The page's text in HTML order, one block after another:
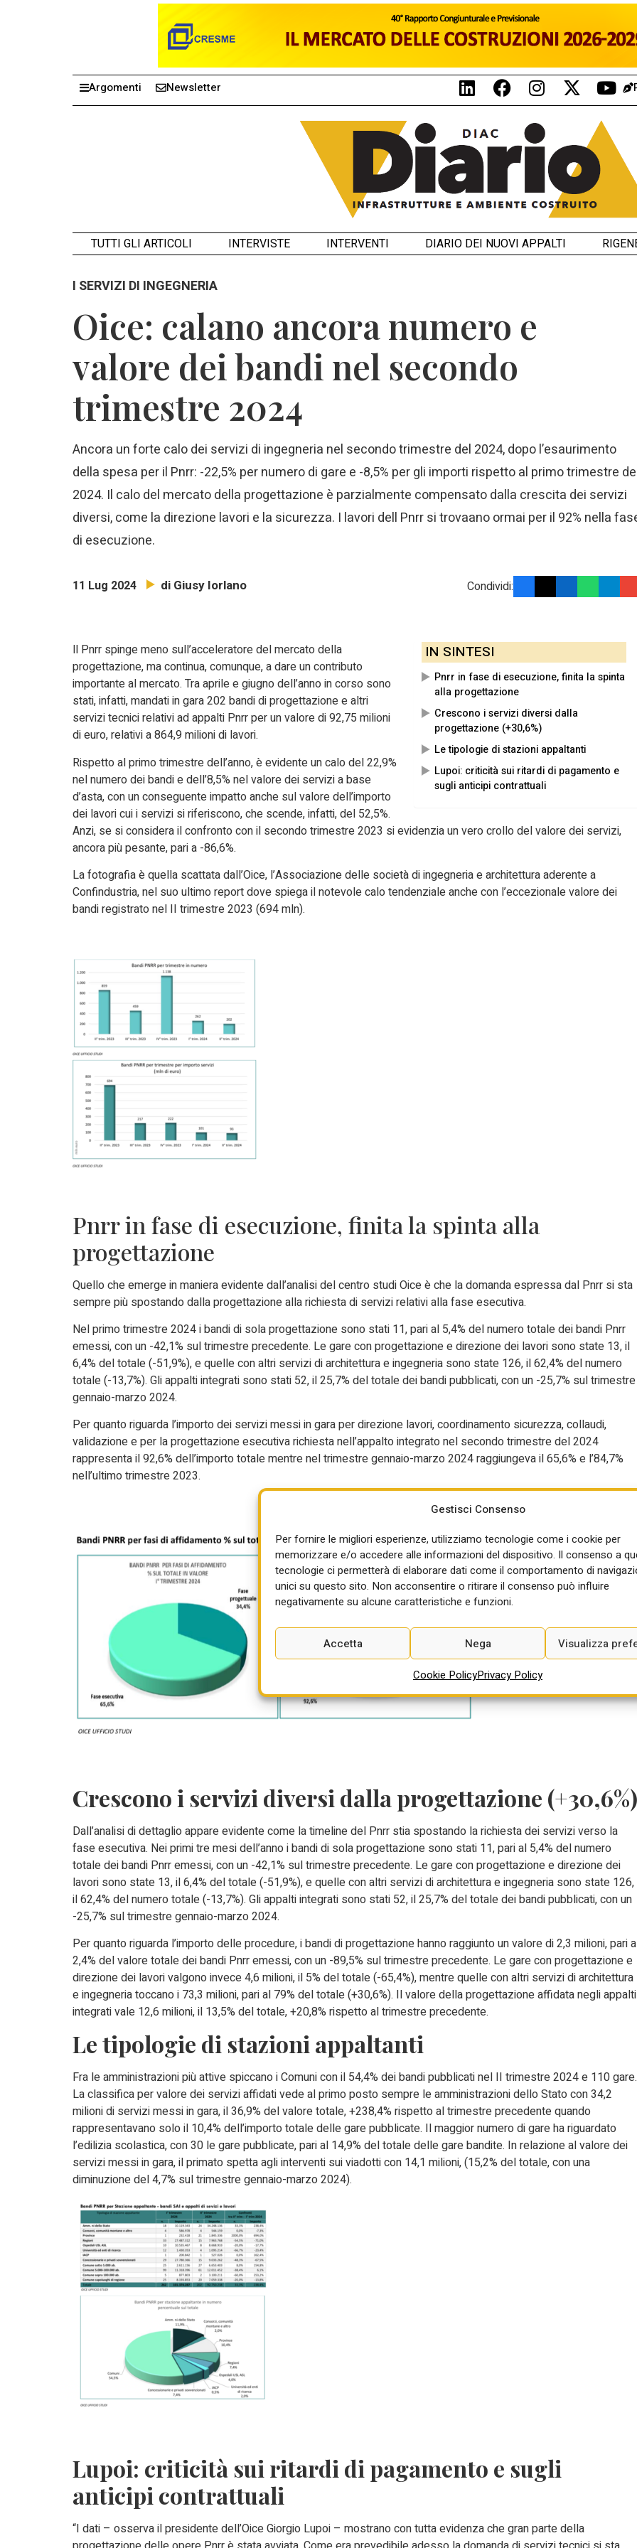
Gestisci Consenso
Per fornire le migliori esperienze, utilizziamo tecnologie come i cookie per
memorizzare e/o accedere alle informazioni del dispositivo. Il consenso a
tecnologie ci permetterà di elaborare dati come il comportamento di
unici su questo sito. Non acconsentire o ritirare il consenso può influire
negativamente su alcune caratteristiche e funzioni.
Accetta Nega Visualizza
Cookie PolicyPrivacy Policy
Argomenti Newsletter
TUTTI GLI ARTICOLI INTERVISTE INTERVENTI DIARIO DEI NUOVI APPALTI
I SERVIZI DI INGEGNERIA
Oice: calano ancora numero e
valore dei bandi nel secondo
trimestre 2024
Ancora un forte calo dei servizi di ingegneria nel secondo trimestre del 2024, dopo l’esaurimento
della spesa per il Pnrr: -22,5% per numero di gare e -8,5% per gli importi rispetto al primo trimestre
2024. Il calo del mercato della progettazione è parzialmente compensato dalla crescita dei servizi
diversi, come la direzione lavori e la sicurezza. I lavori dell Pnrr si trovaano ormai per il 92% nella
di esecuzione.
11 Lug 2024 di Giusy Iorlano Condividi:
IN SINTESI
Pnrr in fase di esecuzione, finita la spinta
alla progettazione
Crescono i servizi diversi dalla
progettazione (+30,6%)
Le tipologie di stazioni appaltanti
Lupoi: criticità sui ritardi di pagamento e
sugli anticipi contrattuali
ll Pnrr spinge meno sull’acceleratore del mercato della
progettazione, ma continua, comunque, a dare un contributo
importante al mercato. Tra aprile e giugno dell’anno in corso sono
stati, infatti, mandati in gara 202 bandi di progettazione e altri
servizi tecnici relativi ad appalti Pnrr per un valore di 92,75 milioni
di euro, relativi a 864,9 milioni di lavori.
Rispetto al primo trimestre dell’anno, è evidente un calo del 22,9%
nel numero dei bandi e dell’8,5% nel valore dei servizi a base
d’asta, con un conseguente impatto anche sul valore dell’importo
dei lavori cui i servizi si riferiscono, che scende, infatti, del 52,5%.
Anzi, se si considera il confronto con il secondo trimestre 2023 si evidenzia un vero crollo del valore dei servizi,
ancora più pesante, pari a -86,6%.
La fotografia è quella scattata dall’Oice, l’Associazione delle società di ingegneria e architettura aderente a
Confindustria, nel suo ultimo report dove spiega il notevole calo tendenziale anche con l’eccezionale valore dei
bandi registrato nel II trimestre 2023 (694 mln).
Pnrr in fase di esecuzione, finita la spinta alla
progettazione
Quello che emerge in maniera evidente dall’analisi del centro studi Oice è che la domanda espressa dal Pnrr si sta
sempre più spostando dalla progettazione alla richiesta di servizi relativi alla fase esecutiva.
Nel primo trimestre 2024 i bandi di sola progettazione sono stati 11, pari al 5,4% del numero totale dei bandi Pnrr
emessi, con un -42,1% sul trimestre precedente. Le gare con progettazione e direzione dei lavori sono state 13, il
6,4% del totale (-51,9%), e quelle con altri servizi di architettura e ingegneria sono state 126, il 62,4% del numero
totale (-13,7%). Gli appalti integrati sono stati 52, il 25,7% del totale dei bandi pubblicati, con un -25,7% sul trimestre
gennaio-marzo 2024.
Per quanto riguarda l’importo dei servizi messi in gara per direzione lavori, coordinamento sicurezza, collaudi,
validazione e per la progettazione esecutiva richiesta nell’appalto integrato nel secondo trimestre del 2024
rappresenta il 92,6% dell’importo totale mentre nel trimestre gennaio-marzo 2024 raggiungeva il 65,6% e l’84,7%
nell’ultimo trimestre 2023.
Crescono i servizi diversi dalla progettazione (+30,6%)
Dall’analisi di dettaglio appare evidente come la timeline del Pnrr stia spostando la richiesta dei servizi verso la
fase esecutiva. Nei primi tre mesi dell’anno i bandi di sola progettazione sono stati 11, pari al 5,4% del numero
totale dei bandi Pnrr emessi, con un -42,1% sul trimestre precedente. Le gare con progettazione e direzione dei
lavori sono state 13, il 6,4% del totale (-51,9%), e quelle con altri servizi di architettura e ingegneria sono state 126,
il 62,4% del numero totale (-13,7%). Gli appalti integrati sono stati 52, il 25,7% del totale dei bandi pubblicati, con un
-25,7% sul trimestre gennaio-marzo 2024.
Per quanto riguarda l’importo delle procedure, i bandi di progettazione hanno raggiunto un valore di 2,3 milioni, pari
2,4% del valore totale dei bandi Pnrr emessi, con un -89,5% sul trimestre precedente. Le gare con progettazione e
direzione dei lavori valgono invece 4,6 milioni, il 5% del totale (-65,4%), mentre quelle con altri servizi di architettura
e ingegneria toccano i 73,3 milioni, pari al 79% del totale (+30,6%). Il valore della progettazione affidata negli appalti
integrati vale 12,6 milioni, il 13,5% del totale, +20,8% rispetto al trimestre precedente.
Le tipologie di stazioni appaltanti
Fra le amministrazioni più attive spiccano i Comuni con il 54,4% dei bandi pubblicati nel II trimestre 2024 e 110 gare.
La classifica per valore dei servizi affidati vede al primo posto sempre le amministrazioni dello Stato con 34,2
milioni di servizi messi in gara, il 36,9% del valore totale, +238,4% rispetto al trimestre precedente quando
rappresentavano solo il 10,4% dell’importo totale delle gare pubblicate. Il maggior numero di gare ha riguardato
l’edilizia scolastica, con 30 le gare pubblicate, pari al 14,9% del totale delle gare bandite. In relazione al valore dei
servizi messi in gara, il primato spetta agli interventi sui viadotti con 14,1 milioni, (15,2% del totale, con una
diminuzione del 4,7% sul trimestre gennaio-marzo 2024).
Lupoi: criticità sui ritardi di pagamento e sugli
anticipi contrattuali
“I dati – osserva il presidente dell’Oice Giorgio Lupoi – mostrano con tutta evidenza che gran parte della